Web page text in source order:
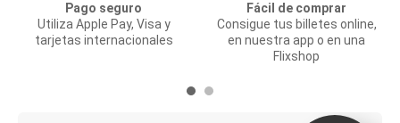
Pago seguro
Utiliza Apple Pay, Visa y
tarjetas internacionales
Fácil de comprar
Consigue tus billetes online,
en nuestra app o en una
Flixshop